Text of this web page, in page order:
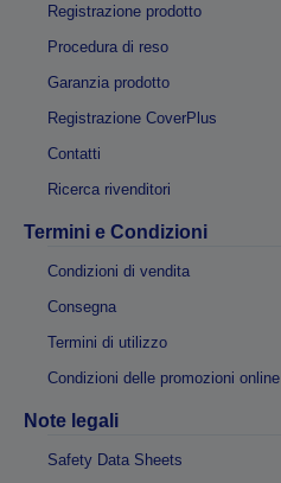
Registrazione prodotto
Procedura di reso
Garanzia prodotto
Registrazione CoverPlus
Contatti
Ricerca rivenditori
Termini e Condizioni
Condizioni di vendita
Consegna
Termini di utilizzo
Condizioni delle promozioni online
Note legali
Safety Data Sheets